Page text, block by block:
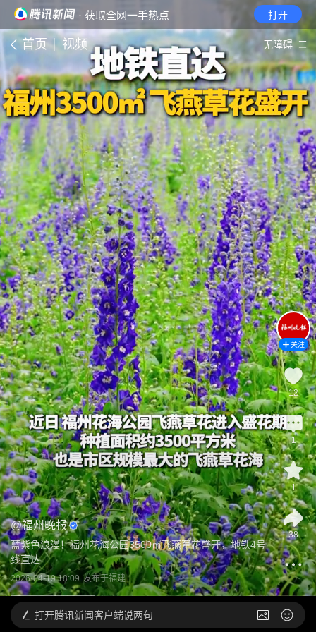
· 获取全网一手热点 打开
首页 视频 无障碍
@福州晚报
蓝紫色浪漫！福州花海公园3500㎡飞燕草花盛开，地铁4号
线直达
2026-04-19 18:09 发布于福建
关注
12
1
1
38
打开腾讯新闻客户端说两句